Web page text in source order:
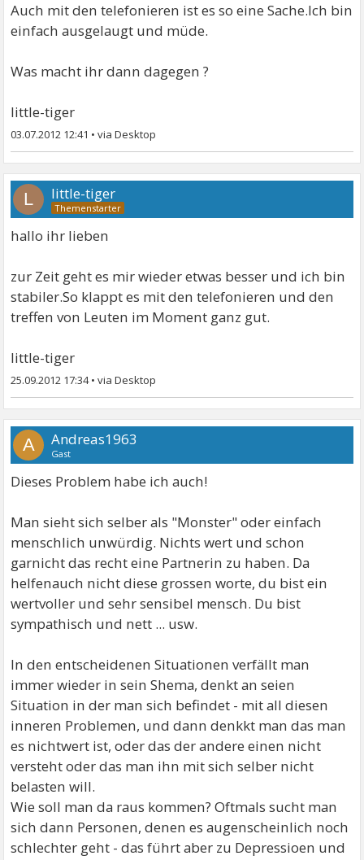
Auch mit den telefonieren ist es so eine Sache.Ich bin
einfach ausgelaugt und müde.
Was macht ihr dann dagegen ?
little-tiger
03.07.2012 12:41 •
L little-tiger
hallo ihr lieben
zur Zeit geht es mir wieder etwas besser und ich bin
stabiler.So klappt es mit den telefonieren und den
treffen von Leuten im Moment ganz gut.
little-tiger
25.09.2012 17:34•
A Andreas1963
Gast
Dieses Problem habe ich auch!
Man sieht sich selber als "Monster" oder einfach
menschlich unwürdig. Nichts wert und schon
garnicht das recht eine Partnerin zu haben. Da
helfenauch nicht diese grossen worte, du bist ein
wertvoller und sehr sensibel mensch. Du bist
sympathisch und nett ... usw.
In den entscheidenen Situationen verfällt man
immer wieder in sein Shema, denkt an seien
Situation in der man sich befindet - mit all diesen
inneren Problemen, und dann denkkt man das man
es nichtwert ist, oder das der andere einen nicht
versteht oder das man ihn mit sich selber nicht
belasten will.
Wie soll man da raus kommen? Oftmals sucht man
sich dann Personen, denen es augenscheinlich noch
schlechter geht - das führt aber zu Depressioen und